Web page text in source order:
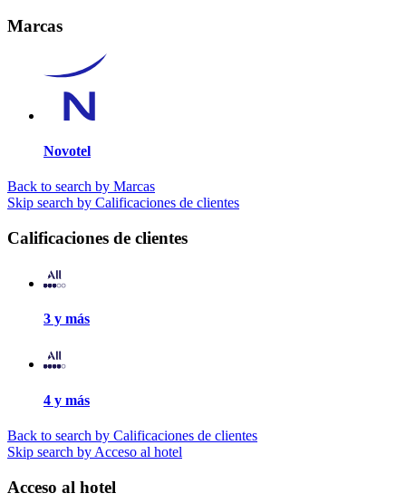
Marcas
Novotel
Back to search by Marcas
Skip search by Calificaciones de clientes
Calificaciones de clientes
3 y más
4 y más
Back to search by Calificaciones de clientes
Skip search by Acceso al hotel
Acceso al hotel